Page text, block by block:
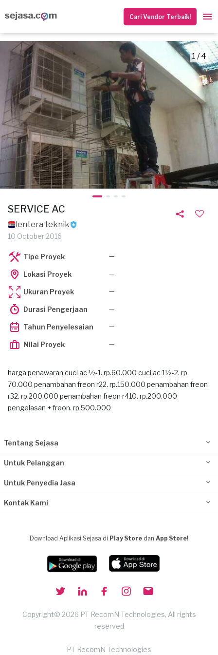
Cari Vendor Terbaik!
1 / 4
SERVICE AC
lentera teknik
10 October 2016
Tipe Proyek —
Lokasi Proyek —
Ukuran Proyek —
Durasi Pengerjaan —
Tahun Penyelesaian —
Nilai Proyek —
harga penawaran cuci ac ½-1. rp.60.000 cuci ac 1½-2. rp.
70.000 penambahan freon r22. rp.150.000 penambahan freon
r32. rp.200.000 penambahan freon r410. rp.200.000
pengelasan + freon. rp.500.000
Tentang Sejasa
Untuk Pelanggan
Untuk Penyedia Jasa
Kontak Kami
Download Aplikasi Sejasa di Play Store dan App Store!
Copyright© 2026 PT RecomN Technologies, All rights
reserved
PT RecomN Technologies